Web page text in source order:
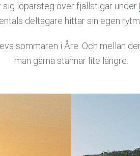
sig löparsteg över fjällstigar under
deltagare hittar sin egen rytm
sommaren i Åre. Och mellan
man gärna stannar lite längre.